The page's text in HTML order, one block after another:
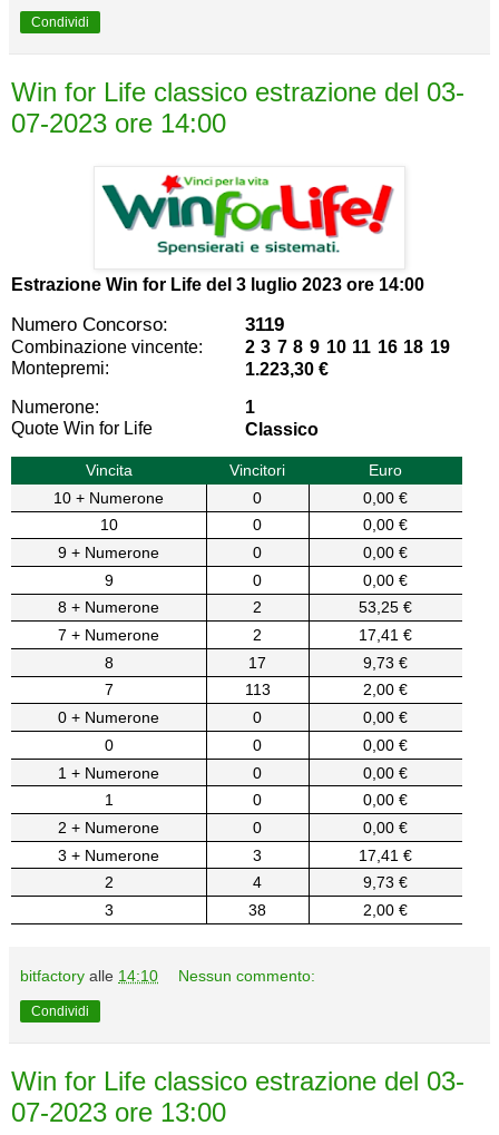
Condividi
Win for Life classico estrazione del 03-
07-2023 ore 14:00
Estrazione Win for Life del 3 luglio 2023 ore 14:00
Numero Concorso: 3119
Combinazione vincente:
2 3 7 8 9 10 11 16 18 19
Montepremi:
1.223,30 €
Numerone:
1
Quote Win for Life
Classico
Vincita Vincitori
Euro
10 + Numerone
0
0,00 €
10
0
0,00 €
9 + Numerone
0
0,00 €
9
0
0,00 €
8 + Numerone
2
53,25 €
7 + Numerone
2
17,41 €
8
17
9,73 €
7
113
2,00 €
0 + Numerone
0
0,00 €
0
0
0,00 €
1 + Numerone
0
0,00 €
1
0
0,00 €
2 + Numerone
0
0,00 €
3 + Numerone
3
17,41 €
2
4
9,73 €
3
38 2,00 €
bitfactory alle 14:10 Nessun commento:
Condividi
Win for Life classico estrazione del 03-
07-2023 ore 13:00